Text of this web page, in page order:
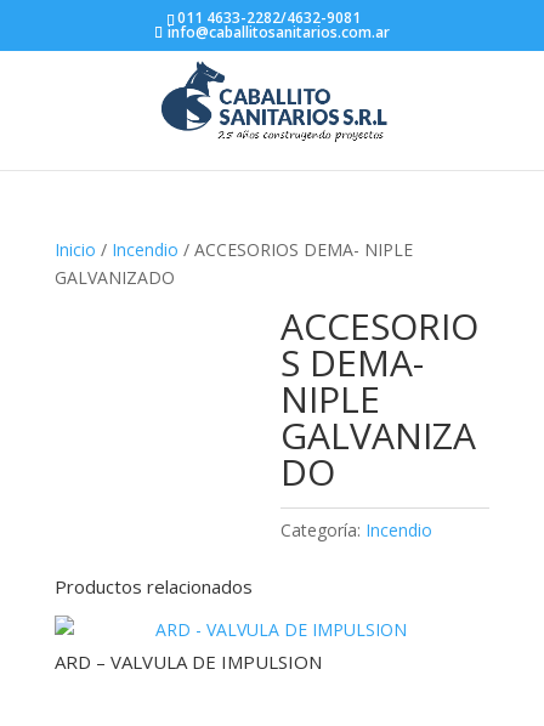
011 4633-2282/4632-9081
info@caballitosanitarios.com.ar
Inicio / Incendio / ACCESORIOS DEMA- NIPLE
GALVANIZADO
ACCESORIO
S DEMA-
NIPLE
GALVANIZA
DO
Categoría: Incendio
Productos relacionados
ARD – VALVULA DE IMPULSION